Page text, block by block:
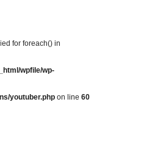
for foreach() in
wpfile/wp-
youtuber.php on line 60